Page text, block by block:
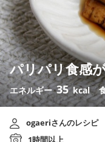
パリパリ食感
エネルギー35 kcal
ogaeriさんのレシピ